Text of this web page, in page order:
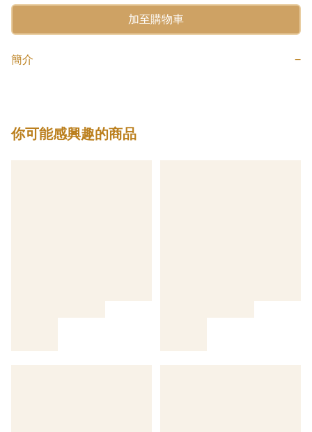
加至購物車
簡介 −
你可能感興趣的商品